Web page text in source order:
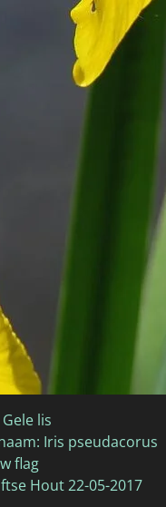
lis
Iris pseudacorus
flag
Hout 22-05-2017